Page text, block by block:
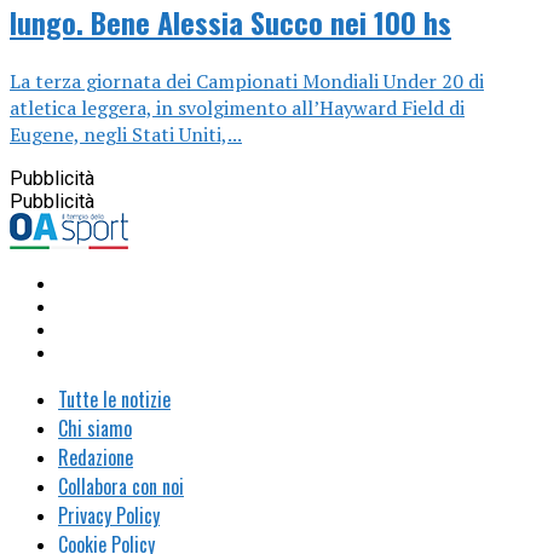
lungo. Bene Alessia Succo nei 100 hs
La terza giornata dei Campionati Mondiali Under 20 di
atletica leggera, in svolgimento all’Hayward Field di
Eugene, negli Stati Uniti,...
Pubblicità
Pubblicità
Tutte le notizie
Chi siamo
Redazione
Collabora con noi
Privacy Policy
Cookie Policy